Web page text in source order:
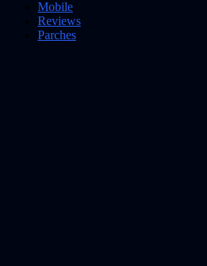
Mobile
Reviews
Parches